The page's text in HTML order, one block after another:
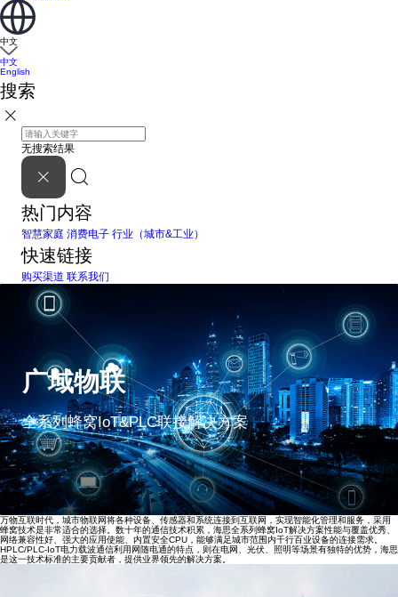
中文
中文
English
搜索
无搜索结果
热门内容
智慧家庭 消费电子 行业（城市&工业）
快速链接
购买渠道 联系我们
广域物联
全系列蜂窝IoT&PLC联接解决方案
万物互联时代，城市物联网将各种设备、传感器和系统连接到互联网，实现智能化管理和服务，采用
蜂窝技术是非常适合的选择。数十年的通信技术积累，海思全系列蜂窝IoT解决方案性能与覆盖优秀、
网络兼容性好、强大的应用使能、内置安全CPU，能够满足城市范围内千行百业设备的连接需求。
HPLC/PLC-IoT电力载波通信利用网随电通的特点，则在电网、光伏、照明等场景有独特的优势，海思
是这一技术标准的主要贡献者，提供业界领先的解决方案。